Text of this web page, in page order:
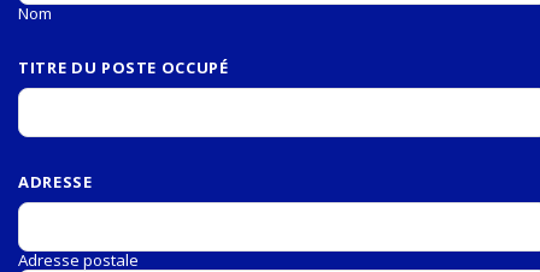
Nom
TITRE DU POSTE OCCUPÉ
ADRESSE
Adresse postale